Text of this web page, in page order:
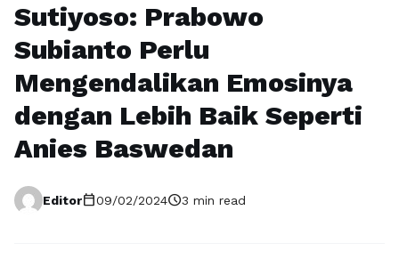
Sutiyoso: Prabowo
Subianto Perlu
Mengendalikan Emosinya
dengan Lebih Baik Seperti
Anies Baswedan
Editorcalendar_today09/02/2024schedule3 min read